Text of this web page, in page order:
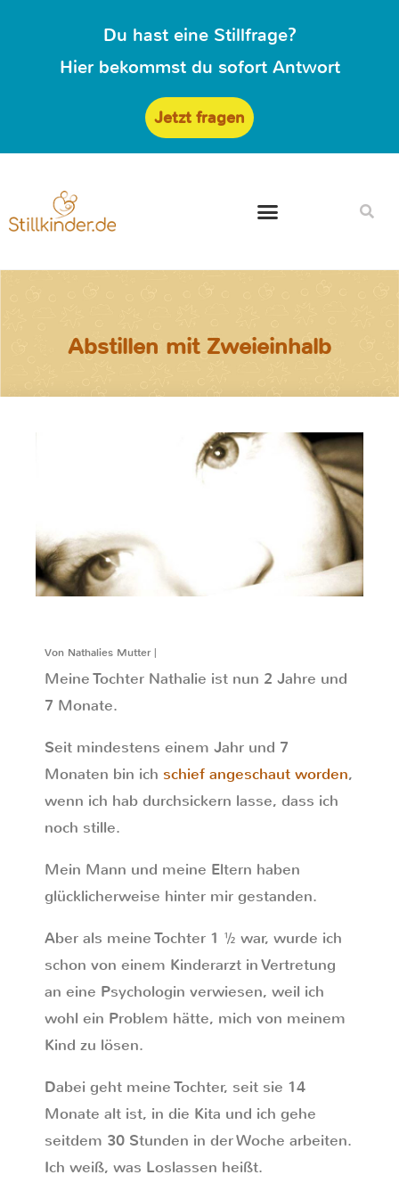
Du hast eine Stillfrage?
Hier bekommst du sofort Antwort
Jetzt fragen
Abstillen mit Zweieinhalb
Von Nathalies Mutter |
Meine Tochter Nathalie ist nun 2 Jahre und
7 Monate.
Seit mindestens einem Jahr und 7
Monaten bin ich schief angeschaut worden,
wenn ich hab durchsickern lasse, dass ich
noch stille.
Mein Mann und meine Eltern haben
glücklicherweise hinter mir gestanden.
Aber als meine Tochter 1 ½ war, wurde ich
schon von einem Kinderarzt in Vertretung
an eine Psychologin verwiesen, weil ich
wohl ein Problem hätte, mich von meinem
Kind zu lösen.
Dabei geht meine Tochter, seit sie 14
Monate alt ist, in die Kita und ich gehe
seitdem 30 Stunden in der Woche arbeiten.
Ich weiß, was Loslassen heißt.